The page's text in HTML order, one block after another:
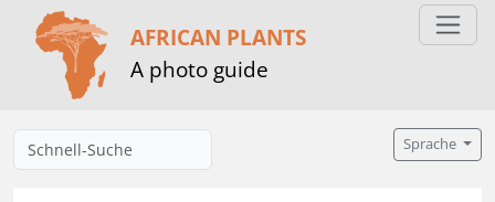
AFRICAN PLANTS
A photo guide
Sprache